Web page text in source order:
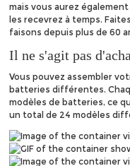
mais vous aurez
les recevrez à temps.
faisons depuis plus de 60
Il ne s'agit pas
Vous pouvez assembler
batteries différentes.
modèles de batteries, ce
un total de 24 modèles